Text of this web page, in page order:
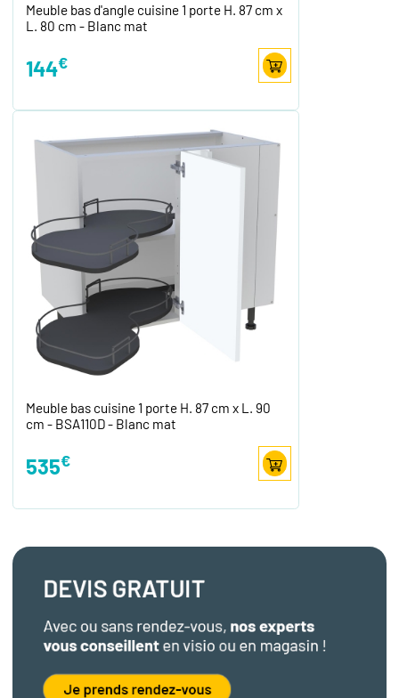
Meuble bas d'angle cuisine 1 porte H. 87 cm x
L. 80 cm - Blanc mat
144€
Meuble bas cuisine 1 porte H. 87 cm x L. 90
cm - BSA110D - Blanc mat
535€